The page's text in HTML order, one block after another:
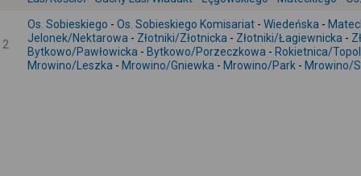
2
Os. Sobieskiego - Os. Sobieskiego Komisariat - Wiedeńska -
Jelonek/Nektarowa - Złotniki/Złotnicka - Złotniki/Łagiewnicka -
Bytkowo/Pawłowicka - Bytkowo/Porzeczkowa - Rokietnica/
Mrowino/Leszka - Mrowino/Gniewka - Mrowino/Park - Mrowino/